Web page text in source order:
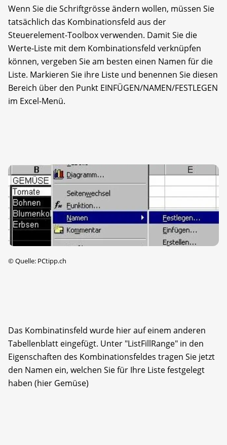
Wenn Sie die Schriftgrösse ändern wollen, müssen Sie
tatsächlich das Kombinationsfeld aus der
Steuerelement-Toolbox verwenden. Damit Sie die
Werte-Liste mit dem Kombinationsfeld verknüpfen
können, vergeben Sie am besten einen Namen für die
Liste. Markieren Sie ihre Liste und benennen Sie diesen
Bereich über den Punkt EINFÜGEN/NAMEN/FESTLEGEN
im Excel-Menü.
©Quelle: PCtipp.ch
Das Kombinatinsfeld wurde hier auf einem anderen
Tabellenblatt eingefügt. Unter "ListFillRange" in den
Eigenschaften des Kombinationsfeldes tragen Sie jetzt
den Namen ein, welchen Sie für Ihre Liste festgelegt
haben (hier Gemüse)